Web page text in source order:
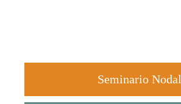
Seminario Nodal